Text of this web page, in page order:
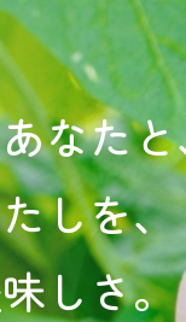
なた
しを、
しさ。